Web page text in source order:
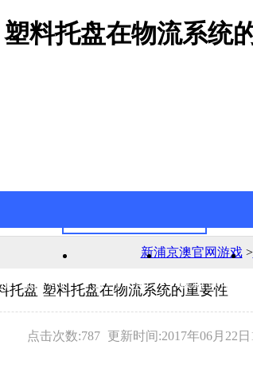
料托盘在物流系统
产品中心 公司新闻 最新资讯
新浦京澳官网游戏>
托盘 塑料托盘在物流系统的重要性
点击次数:787 更新时间:2017年06月22日